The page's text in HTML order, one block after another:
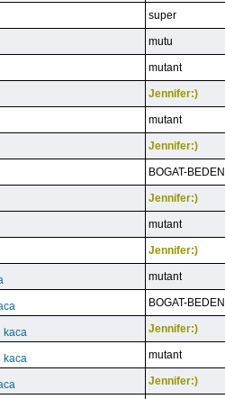
super
mutu
mutant
Jennifer:)
mutant
Jennifer:)
BOGAT-BEDEN
Jennifer:)
mutant
Jennifer:)
mutant
BOGAT-BEDEN
kaca Jennifer:)
kaca mutant
Jennifer:)